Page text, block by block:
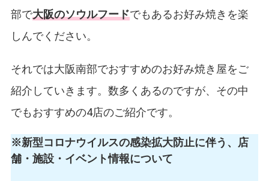
部で大阪のソウルフードでもあるお好み焼きを楽
しんでください。
それでは大阪南部でおすすめのお好み焼き屋をご
紹介していきます。数多くあるのですが、その中
でもおすすめの4店のご紹介です。
※新型コロナウイルスの感染拡大防止に伴う、店
舗・施設・イベント情報について